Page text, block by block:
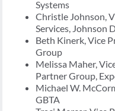
Systems
Christle Johnson,
Services, Johnson
Beth Kinerk, Vice
Group
Melissa Maher,
Partner Group,
Michael W.
GBTA